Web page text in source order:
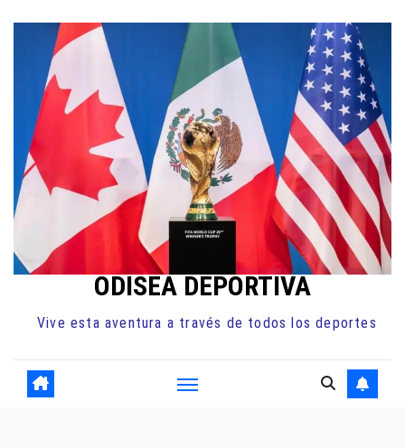
contenido
ODISEA DEPORTIVA
Vive esta aventura a través de todos los deportes